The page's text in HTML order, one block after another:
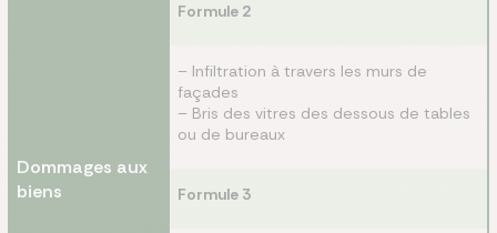
Dommages aux
biens
Formule 2
– Infiltration à travers les murs de
façades
– Bris des vitres des dessous de tables
ou de bureaux
Formule 3